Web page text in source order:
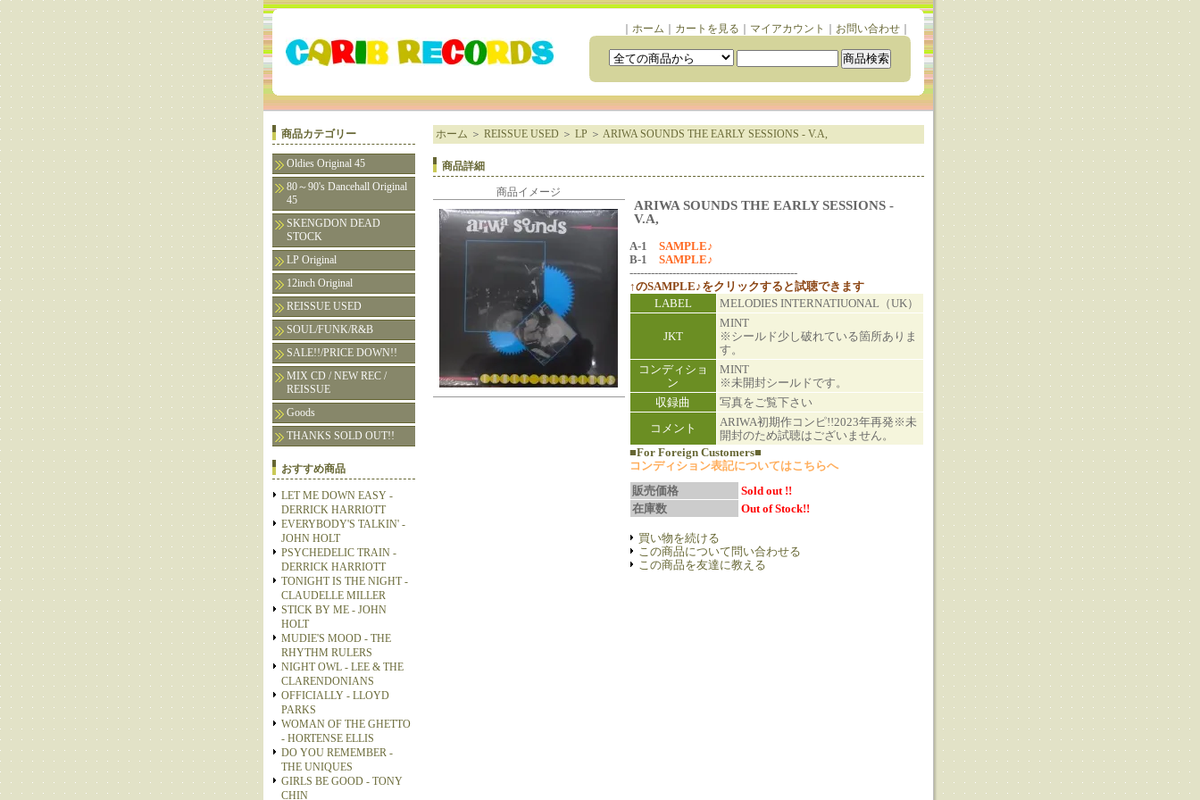
ホーム カートを見る マイアカウント お問い合わせ｜
商品カテゴリー
Oldies Original 45
80～90's Dancehall Original
45
SKENGDON DEAD
STOCK
LP Original
12inch Original
REISSUE USED
SOUL/FUNK/R&B
SALE!!/PRICE DOWN!!
MIX CD / NEW REC /
REISSUE
Goods
THANKS SOLD OUT!!
おすすめ商品
LET ME DOWN EASY -
DERRICK HARRIOTT
EVERYBODY'S TALKIN' -
JOHN HOLT
PSYCHEDELIC TRAIN -
DERRICK HARRIOTT
TONIGHT IS THE NIGHT -
CLAUDELLE MILLER
STICK BY ME - JOHN
HOLT
MUDIE'S MOOD - THE
RHYTHM RULERS
NIGHT OWL - LEE & THE
CLARENDONIANS
OFFICIALLY - LLOYD
PARKS
WOMAN OF THE GHETTO
- HORTENSE ELLIS
DO YOU REMEMBER -
THE UNIQUES
GIRLS BE GOOD - TONY
CHIN
ホーム ＞ REISSUE USED＞ LP ＞ ARIWA SOUNDS THE EARLY SESSIONS - V.A,
商品詳細
商品イメージ
ARIWA SOUNDS THE EARLY SESSIONS -
V.A,
A-1 SAMPLE♪
B-1 SAMPLE♪
-----------------------------------------------
↑のSAMPLE♪をクリックすると試聴できます
LABEL
MELODIES INTERNATIUONAL（UK）
JKT
MINT
※シールド少し破れている箇所ありま
す。
コンディショ
ン
MINT
※未開封シールドです。
収録曲
写真をご覧下さい
コメント
ARIWA初期作コンピ!!2023年再発※未
開封のため試聴はございません。
■For Foreign Customers■
コンディション表記についてはこちらへ
販売価格
Sold out !!
在庫数
Out of Stock!!
買い物を続ける
この商品について問い合わせる
この商品を友達に教える